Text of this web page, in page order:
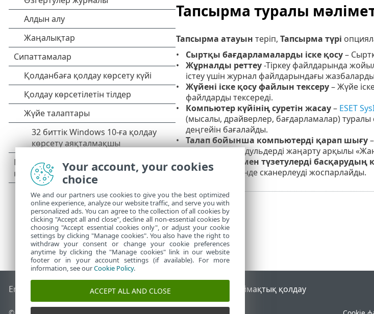
Тапсырма туралы
Тапсырма атауын теріп, Тапсырма түрі
Сыртқы бағдарламаларды іске қосу–
Жұрналды реттеу-Тіркеу файлдарында
істеу үшін журнал файлдарындағы
Жүйені іске қосу файлын тексеру– Жүйе
файлдарды тексереді.
Компьютер күйінің суретін жасау– ESET
(мысалы, драйверлер, бағдарламалар)
деңгейін бағалайды.
Талап бойынша компьютерді қарап шығу
Жаңарту– Модульдерді жаңарту арқылы
Осалдықтар мен түзетулерді басқарудың
түзетулерге күнде сканерлеуді жоспарлайды.
End of Life ESET білім қорыESET форумыESET Status Portal Аймақтық қолдау
Your account, your cookies
choice
We and our partners use cookies to give you the best optimized
online experience, analyze our website traffic, and serve you with
personalized ads. You can agree to the collection of all cookies by
clicking "Accept all and close", decline all non-essential cookies by
choosing "Accept essential cookies only", or adjust your cookie
settings by clicking "Manage cookies". You also have the right to
withdraw your consent or change your cookie preferences
anytime by clicking the "Manage cookies" link in our website
footer or in your account settings (if available). For more
information, see ourCookie Policy.
ACCEPT ALL AND CLOSE